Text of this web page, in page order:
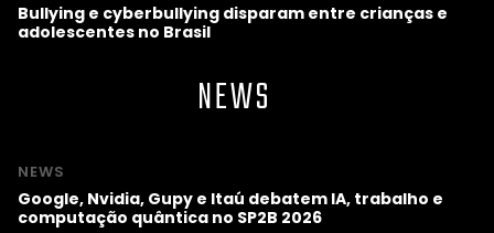
Bullying e cyberbullying disparam entre crianças e
adolescentes no Brasil
NEWS
NEWS
Google, Nvidia, Gupy e Itaú debatem IA, trabalho e
computação quântica no SP2B 2026